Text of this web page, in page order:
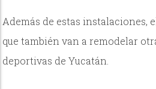
Además de estas instalaciones,
que también van a remodelar
deportivas de Yucatán.